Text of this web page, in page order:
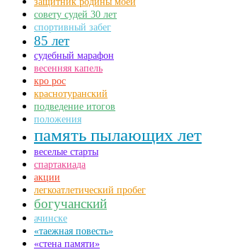
совету судей 30 лет
спортивный забег
85 лет
судебный марафон
весенняя капель
кро рос
краснотуранский
подведение итогов
положения
память пылающих лет
веселые старты
спартакиада
акции
легкоатлетический пробег
богучанский
ачинске
«таежная повесть»
«стена памяти»